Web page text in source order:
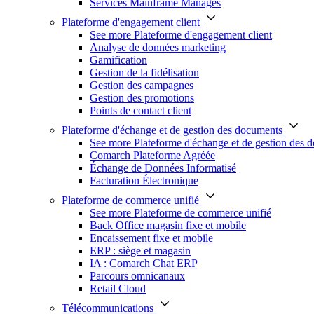
Services Mainframe Managés
Plateforme d'engagement client
See more Plateforme d'engagement client
Analyse de données marketing
Gamification
Gestion de la fidélisation
Gestion des campagnes
Gestion des promotions
Points de contact client
Plateforme d'échange et de gestion des documents
See more Plateforme d'échange et de gestion des
Comarch Plateforme Agréée
Échange de Données Informatisé
Facturation Électronique
Plateforme de commerce unifié
See more Plateforme de commerce unifié
Back Office magasin fixe et mobile
Encaissement fixe et mobile
ERP : siège et magasin
IA : Comarch Chat ERP
Parcours omnicanaux
Retail Cloud
Télécommunications